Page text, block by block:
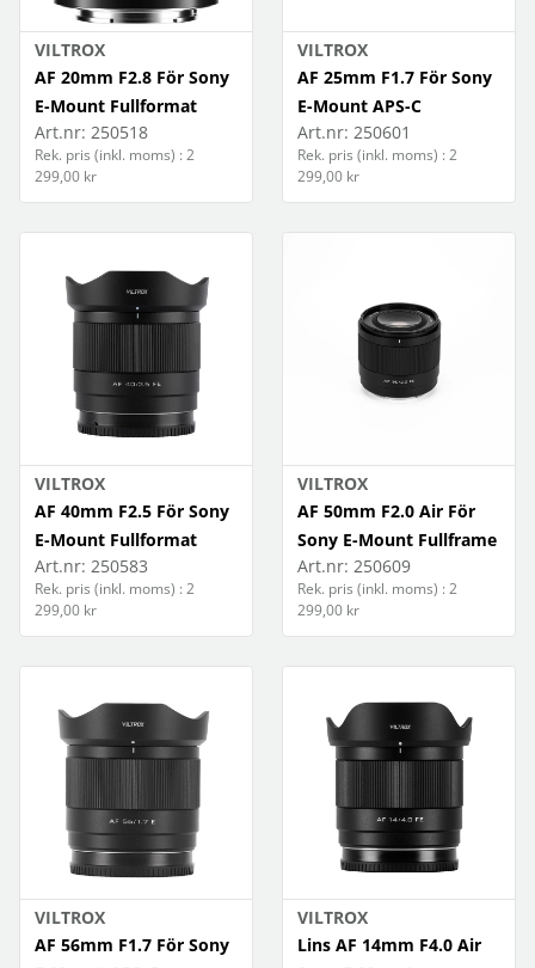
CHIP
Anamorphic
RAZE DL
LED Photographic Light
LED Light
RGB Pocket lamp
RGB Tube light
Camera Flash
Accessories
VILTROX
AF 20mm F2.8 För Sony
E-Mount Fullformat
Art.nr: 250518
Rek. pris (inkl. moms) : 2
299,00 kr
VILTROX
AF 25mm F1.7 För Sony
E-Mount APS-C
Art.nr: 250601
Rek. pris (inkl. moms) : 2
299,00 kr
VILTROX
AF 40mm F2.5 För Sony
E-Mount Fullformat
Art.nr: 250583
Rek. pris (inkl. moms) : 2
299,00 kr
VILTROX
AF 50mm F2.0 Air För
Sony E-Mount Fullframe
Art.nr: 250609
Rek. pris (inkl. moms) : 2
299,00 kr
VILTROX
AF 56mm F1.7 För Sony
VILTROX
Lins AF 14mm F4.0 Air